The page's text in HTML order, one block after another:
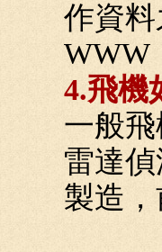
作資
WWW
4.飛機
一般
雷達
製造